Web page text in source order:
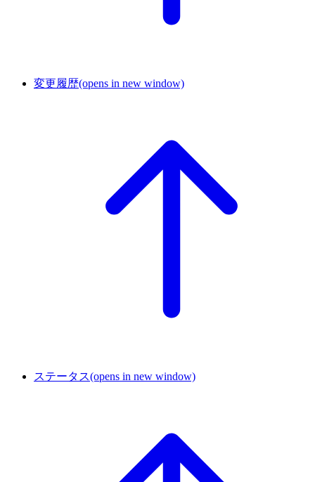
変更履歴(opens in new window)
ステータス(opens in new window)